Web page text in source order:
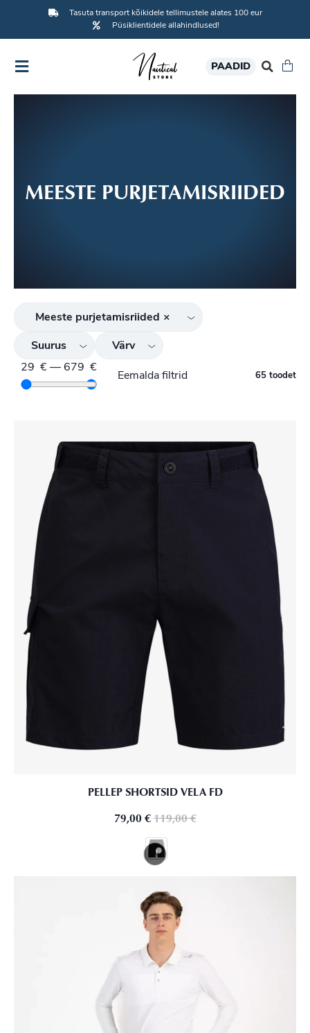
Tasuta transport kõikidele tellimustele alates 100 eur
Püsiklientidele allahindlused!
PAADID
MEESTE PURJETAMISRIIDED
Meeste purjetamisriided ×
Suurus
Värv
29 € — 679 €
Eemalda filtrid 65 toodet
PELLEP SHORTSID VELA FD
79,00 €119,00€